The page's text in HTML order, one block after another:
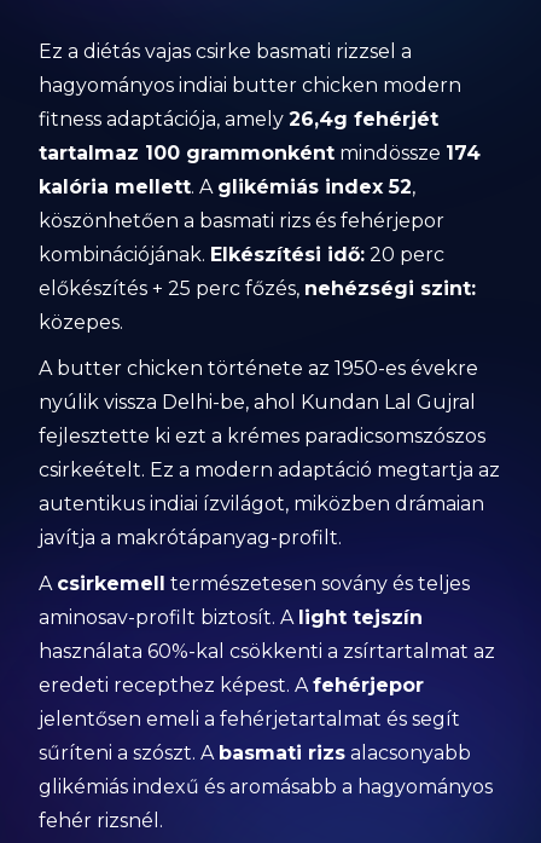
Ez a diétás vajas csirke basmati rizzsel a
hagyományos indiai butter chicken modern
fitness adaptációja, amely26,4g fehérjét
tartalmaz 100 grammonként mindössze 174
kalória mellett. A glikémiás index 52,
köszönhetően a basmati rizs és fehérjepor
kombinációjának. Elkészítési idő: 20 perc
előkészítés + 25 perc főzés, nehézségi szint:
közepes.
A butter chicken története az 1950-es évekre
nyúlik vissza Delhi-be, ahol Kundan Lal Gujral
fejlesztette ki ezt a krémes paradicsomszószos
csirkeételt. Ez a modern adaptáció megtartja az
autentikus indiai ízvilágot, miközben drámaian
javítja a makrótápanyag-profilt.
A csirkemell természetesen sovány és teljes
aminosav-profilt biztosít. A light tejszín
használata 60%-kal csökkenti a zsírtartalmat az
eredeti recepthez képest. Afehérjepor
jelentősen emeli a fehérjetartalmat és segít
sűríteni a szószt. A basmati rizs alacsonyabb
glikémiás indexű és aromásabb a hagyományos
fehér rizsnél.